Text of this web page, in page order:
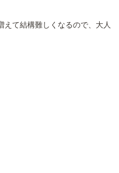
えて結構難しくなるので、大人